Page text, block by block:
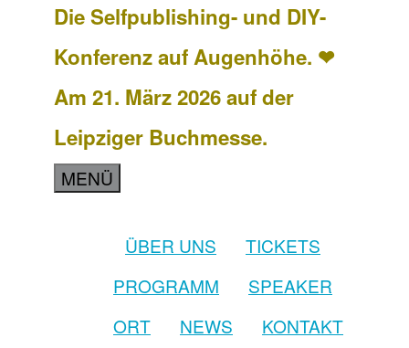
Die Selfpublishing- und DIY-
Konferenz auf Augenhöhe. ❤
Am 21. März 2026 auf der
Leipziger Buchmesse.
MENÜ
ÜBER UNS
TICKETS
PROGRAMM
SPEAKER
ORT
NEWS
KONTAKT